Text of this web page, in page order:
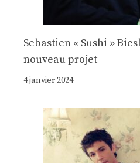
Sebastien « Sushi »
nouveau projet
4 janvier 2024